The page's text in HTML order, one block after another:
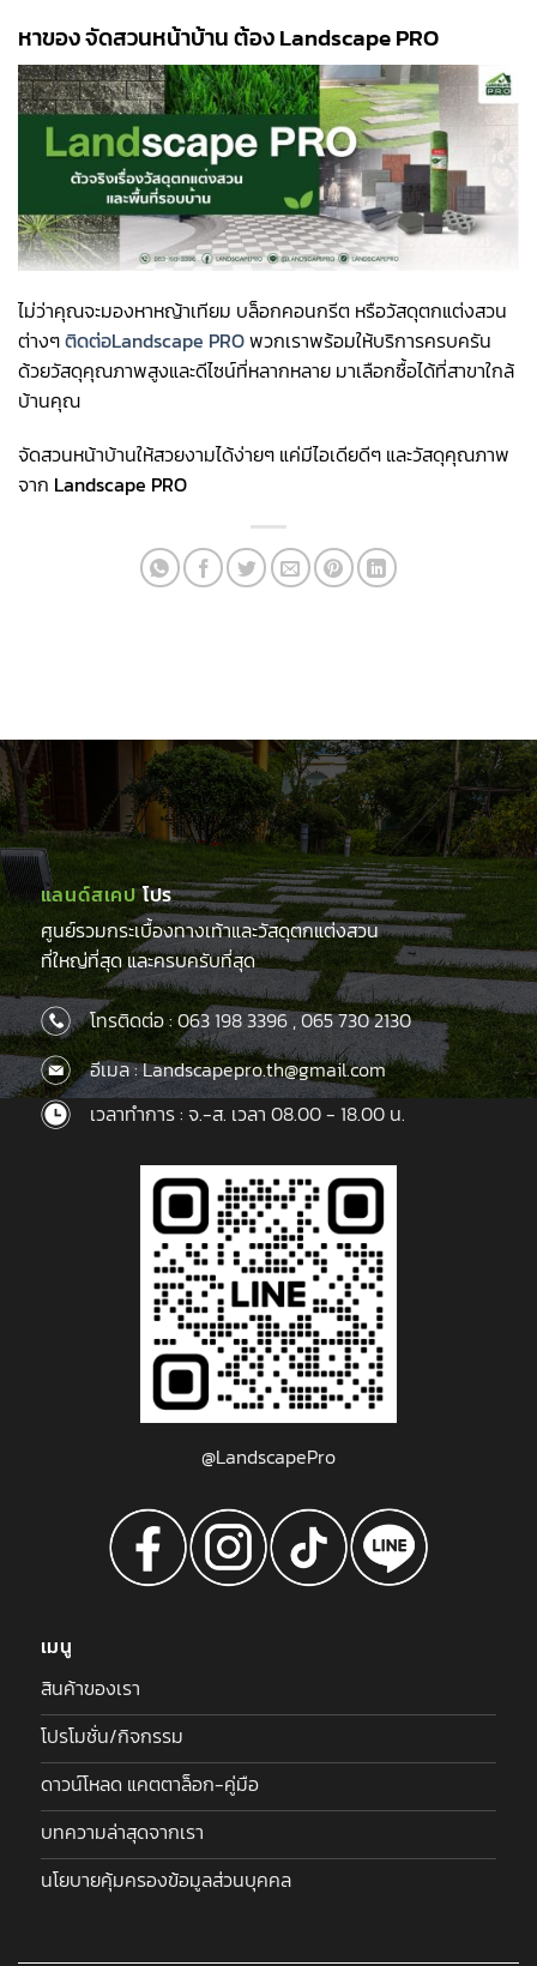
หาของ จัดสวนหน้าบ้าน ต้อง Landscape PRO
ไม่ว่าคุณจะมองหาหญ้าเทียม บล็อกคอนกรีต หรือวัสดุตกแต่งสวน
ต่างๆติดต่อLandscape PROพวกเราพร้อมให้บริการครบครัน
ด้วยวัสดุคุณภาพสูงและดีไซน์ที่หลากหลาย มาเลือกซื้อได้ที่สาขาใกล้
บ้านคุณ
จัดสวนหน้าบ้านให้สวยงามได้ง่ายๆ แค่มีไอเดียดีๆ และวัสดุคุณภาพ
จาก Landscape PRO
แลนด์สเคปโปร
ศูนย์รวมกระเบื้องทางเท้าและวัสดุตกแต่งสวน
ที่ใหญ่ที่สุด และครบครับที่สุด
โทรติดต่อ :063 198 3396,065 730 2130
อีเมล : Landscapepro.th@gmail.com
เวลาทำการ : จ.-ส. เวลา 08.00 - 18.00 น.
@LandscapePro
เมนู
สินค้าของเรา
โปรโมชั่น/กิจกรรม
ดาวน์โหลด แคตตาล็อก-คู่มือ
บทความล่าสุดจากเรา
นโยบายคุ้มครองข้อมูลส่วนบุคคล